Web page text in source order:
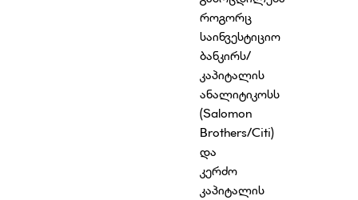
როგორც
საინვესტიციო
ბანკირს/
კაპიტალის
ანალიტიკოსს
(Salomon
Brothers/Citi)
და
კერძო
კაპიტალის